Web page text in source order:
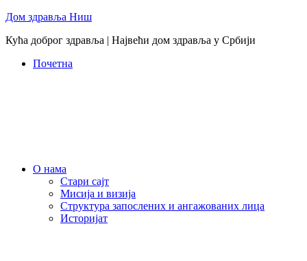
Skip
content
Дом здравља Ниш
Кућа доброг здравља | Највећи дом здравља у Србији
Почетна
О нама
Стари сајт
Мисија и визија
Структура запослених и ангажованих лица
Историјат